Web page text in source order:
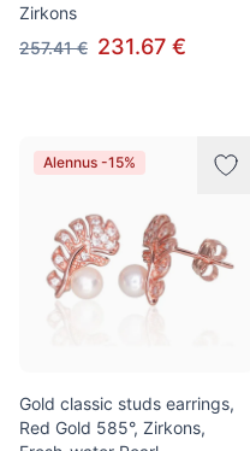
Zirkons
257.41 € 231.67 €
Alennus -15%
Gold classic studs earrings,
Red Gold 585°, Zirkons,